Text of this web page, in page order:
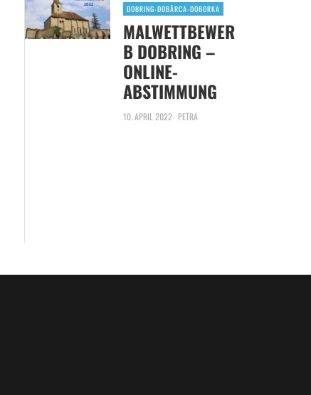
DOBRING-DOBÂRCA-DOBORKA
MALWETTBEWER
B DOBRING –
ONLINE-
ABSTIMMUNG
10. APRIL 2022 PETRA